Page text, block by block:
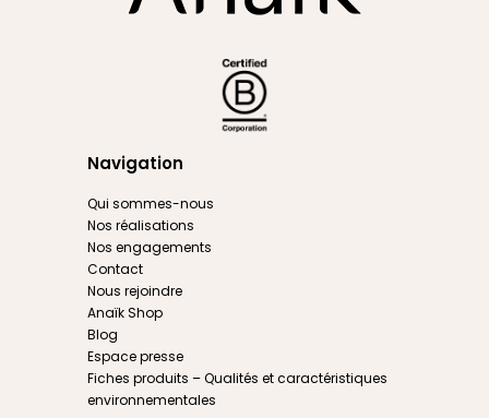
Navigation
Qui sommes-nous
Nos réalisations
Nos engagements
Contact
Nous rejoindre
Anaïk Shop
Blog
Espace presse
Fiches produits – Qualités et caractéristiques
environnementales